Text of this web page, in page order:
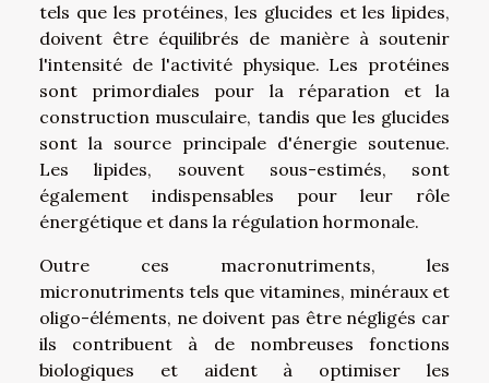
tels que les protéines, les glucides et les lipides,
doivent être équilibrés de manière à soutenir
l'intensité de l'activité physique. Les protéines
sont primordiales pour la réparation et la
construction musculaire, tandis que les glucides
sont la source principale d'énergie soutenue.
Les lipides, souvent sous-estimés, sont
également indispensables pour leur rôle
énergétique et dans la régulation hormonale.
Outre ces macronutriments, les
micronutriments tels que vitamines, minéraux et
oligo-éléments, ne doivent pas être négligés car
ils contribuent à de nombreuses fonctions
biologiques et aident à optimiser les